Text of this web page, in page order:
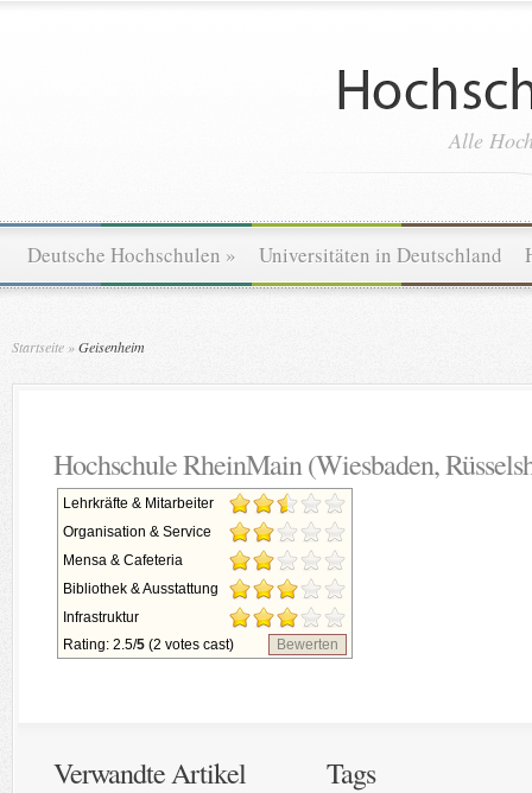
Alle
Deutsche Hochschulen » Universitäten in Deutschland
Startseite »Geisenheim
Hochschule RheinMain (Wiesbaden,
Lehrkräfte & Mitarbeiter
Organisation & Service
Mensa & Cafeteria
Bibliothek & Ausstattung
Infrastruktur
Rating: 2.5/5 (2 votes cast) Bewerten
Verwandte Artikel Tags